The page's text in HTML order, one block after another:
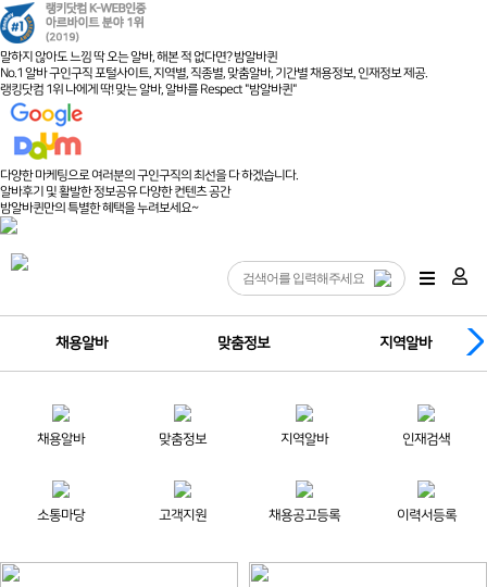
말하지 않아도 느낌 딱 오는 알바, 해본 적 없다면? 밤알바퀸
No.1 알바 구인구직 포털사이트, 지역별, 직종별, 맞춤알바, 기간별 채용정보, 인재정보 제공.
랭킹닷컴 1위 나에게 딱! 맞는 알바, 알바를 Respect "밤알바퀸"
다양한 마케팅으로 여러분의 구인구직의 최선을 다 하겠습니다.
알바후기 및 활발한 정보공유 다양한 컨텐츠 공간
밤알바퀸만의 특별한 혜택을 누려보세요~
채용알바 맞춤정보 지역알바
채용알바 맞춤정보 지역알바 인재검색
소통마당 고객지원 채용공고등록 이력서등록